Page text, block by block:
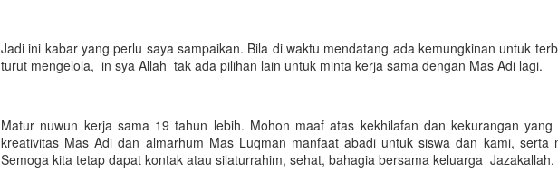
Jadi ini kabar yang perlu saya sampaikan. Bila di waktu mendatang ada kemungkinan untuk
turut mengelola, in sya Allah tak ada pilihan lain untuk minta kerja sama dengan Mas Adi lagi.
Matur nuwun kerja sama 19 tahun lebih. Mohon maaf atas kekhilafan dan kekurangan
kreativitas Mas Adi dan almarhum Mas Luqman manfaat abadi untuk siswa dan kami, serta
Semoga kita tetap dapat kontak atau silaturrahim, sehat, bahagia bersama keluarga